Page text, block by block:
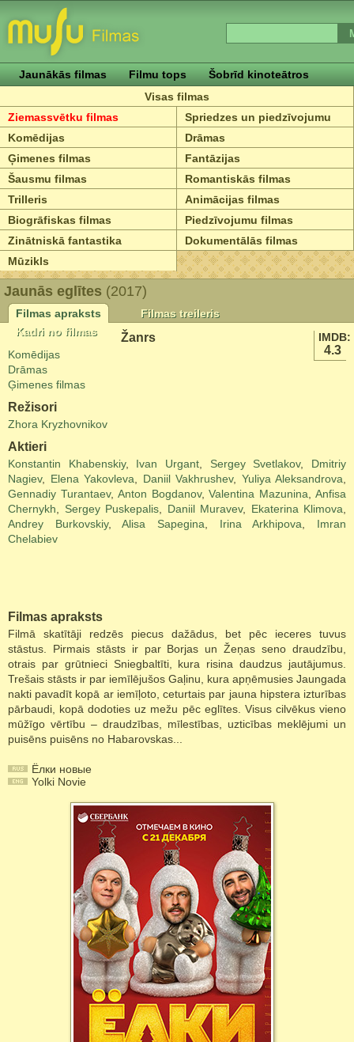
Jaunākās filmas Filmu tops
Šobrīd kinoteātros
Visas filmas
Ziemassvētku filmas
Spriedzes un piedzīvojumu
Komēdijas
Drāmas
Ģimenes filmas
Fantāzijas
Šausmu filmas
Romantiskās filmas
Trilleris
Animācijas filmas
Biogrāfiskas filmas
Piedzīvojumu filmas
Zinātniskā fantastika
Dokumentālās filmas
Mūzikls
Jaunās eglītes (2017)
Filmas apraksts
Filmas treileris
Kadri no filmas
IMDB:
4.3
Žanrs
Komēdijas
Drāmas
Ģimenes filmas
Režisori
Zhora Kryzhovnikov
Aktieri
Konstantin Khabenskiy, Ivan Urgant Sergey Svetlakov, Dmitriy
Nagiev, Elena Yakovleva Daniil Vakhrushev, Yuliya Aleksandrova
Gennadiy Turantaev, Anton Bogdanov,Valentina Mazunina ,Anfisa
Chernykh
Sergey Puskepalis Daniil Muravev, Ekaterina Klimova
Andrey Burkovskiy,Alisa Sapegina Irina Arkhipova
Imran
Chelabiev
Filmas apraksts
Filmā skatītāji redzēs piecus dažādus, bet pēc ieceres tuvus
stāstus. Pirmais stāsts ir par Borjas un Žeņas seno draudzību,
otrais par grūtnieci Sniegbaltīti, kura risina daudzus jautājumus.
Trešais stāsts ir par iemīlējušos Gaļinu, kura apņēmusies Jaungada
nakti pavadīt kopā ar iemīļoto, ceturtais par jauna hipstera izturības
pārbaudi, kopā dodoties uz mežu pēc eglītes. Visus cilvēkus vieno
mūžīgo vērtību – draudzības, mīlestības, uzticības meklējumi un
puisēns puisēns no Habarovskas...
Ёлки новые
Yolki Novie